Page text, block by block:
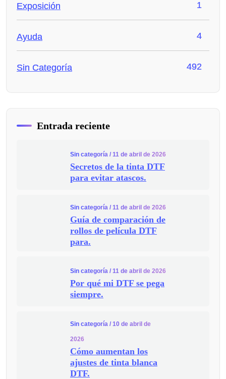
Exposición 1
Ayuda 4
Sin Categoría 492
Entrada reciente
Sin categoría / 11 de abril de 2026
Secretos de la tinta DTF
para evitar atascos.
Sin categoría / 11 de abril de 2026
Guía de comparación de
rollos de película DTF
para.
Sin categoría / 11 de abril de 2026
Por qué mi DTF se pega
siempre.
Sin categoría / 10 de abril de
2026
Cómo aumentan los
ajustes de tinta blanca
DTF.